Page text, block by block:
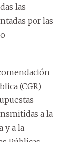
las
por las
(CGR)
a la
y a la